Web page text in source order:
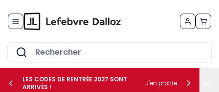
LES CODES DE RENTRÉE 2027 SONT
ARRIVÉS !
J'en profite